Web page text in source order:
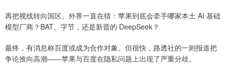
再把视线转向国区。外界一直在猜：苹果到底会牵手哪家本土 AI 基础
模型厂商？BAT、字节，还是新晋的 DeepSeek？
最终，有消息称百度或成为合作对象。但很快，路透社的一则报道把
争论推向高潮——苹果与百度在隐私问题上出现了严重分歧。